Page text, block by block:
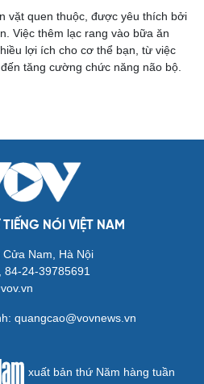
vặt quen thuộc, được yêu thích bởi
Việc thêm lạc rang vào bữa ăn
lợi ích cho cơ thể bạn, từ việc
tăng cường chức năng não bộ.
NÓI VIỆT NAM
Nam, Hà Nội
24-39785691
quangcao@vovnews.vn
xuất bản thứ Năm hàng tuần